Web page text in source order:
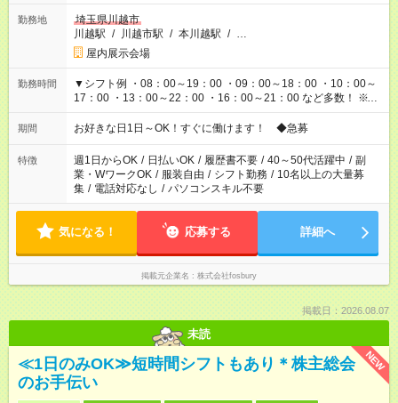
勤務地
埼玉県川越市
川越駅 / 川越市駅 / 本川越駅 / …
屋内展示会場
勤務時間
▼シフト例 ・08：00～19：00 ・09：00～18：00 ・10：00～
17：00 ・13：00～22：00 ・16：00～21：00 など多数！ ※お
仕事により勤務時間が異なります
期間 お好きな日1日～OK！すぐに働けます！ ◆急募
特徴 週1日からOK / 日払いOK / 履歴書不要 / 40～50代活躍中 / 副
業・WワークOK / 服装自由 / シフト勤務 / 10名以上の大量募
集 / 電話対応なし / パソコンスキル不要
気になる！ 応募する 詳細へ
掲載元企業名 株式会社fosbury
掲載日：2026.08.07
未読
NEW
≪1日のみOK≫短時間シフトもあり＊株主総会
のお手伝い